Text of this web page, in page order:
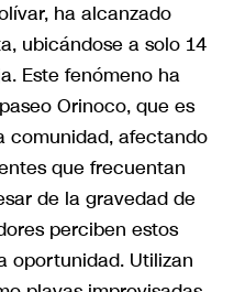
ha alcanzado
ubicándose a solo 14
Este fenómeno ha
Orinoco, que es
comunidad, afectando
que frecuentan
de la gravedad de
perciben estos
oportunidad. Utilizan